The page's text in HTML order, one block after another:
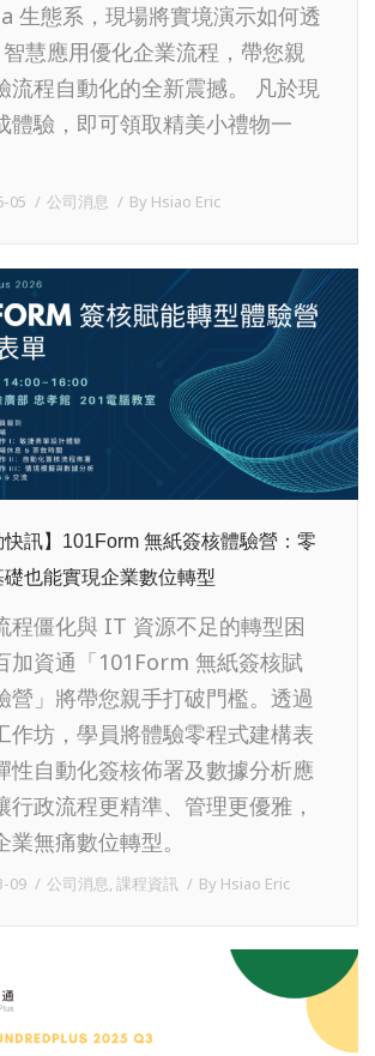
生態系，現場將實境演示如何透
慧應用優化企業流程，帶您親
流程自動化的全新震撼。 凡於現
體驗，即可領取精美小禮物一
05 公司消息 By Hsiao Eric
快訊】101Form 無紙簽核體驗營：零
礎也能實現企業數位轉型
程僵化與 IT 資源不足的轉型困
加資通「101Form 無紙簽核賦
營」將帶您親手打破門檻。透過
作坊，學員將體驗零程式建構表
性自動化簽核佈署及數據分析應
行政流程更精準、管理更優雅，
業無痛數位轉型。
09 公司消息, 課程資訊 By Hsiao Eric